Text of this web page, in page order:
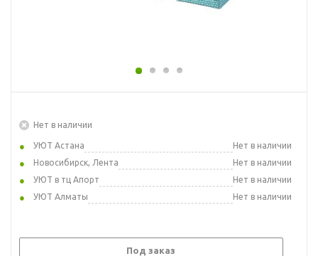
Нет в наличии
УЮТ Астана
Нет в наличии
Новосибирск, Лента
Нет в наличии
УЮТ в тц Апорт
Нет в наличии
УЮТ Алматы
Нет в наличии
Под заказ